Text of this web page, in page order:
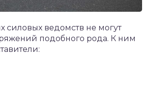
ведомств не могут
подобного рода. К ним